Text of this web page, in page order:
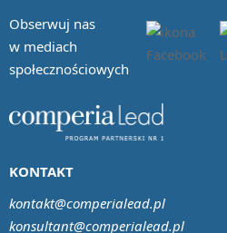
Obserwuj nas
w mediach
społecznościowych
KONTAKT
kontakt@comperialead.pl
konsultant@comperialead.pl